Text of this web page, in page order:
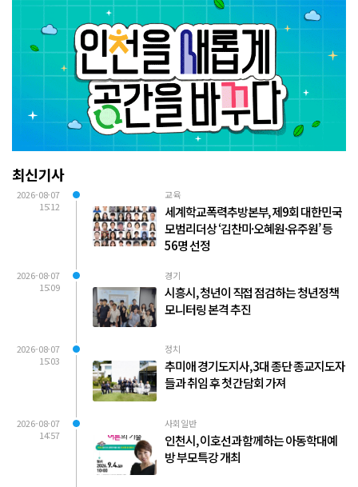
최신기사
2026-08-07
15:12
교육
세계학교폭력추방본부, 제9회 대한민국
모범리더상 ‘김찬미·오혜원·유주원’ 등
56명 선정
2026-08-07
15:09
경기
시흥시, 청년이 직접 점검하는 청년정책
모니터링 본격 추진
2026-08-07
15:03
정치
추미애 경기도지사, 3대 종단 종교지도자
들과 취임 후 첫 간담회 가져
2026-08-07
14:57
사회일반
인천시, 이호선과 함께하는 아동학대예
방 부모특강 개최